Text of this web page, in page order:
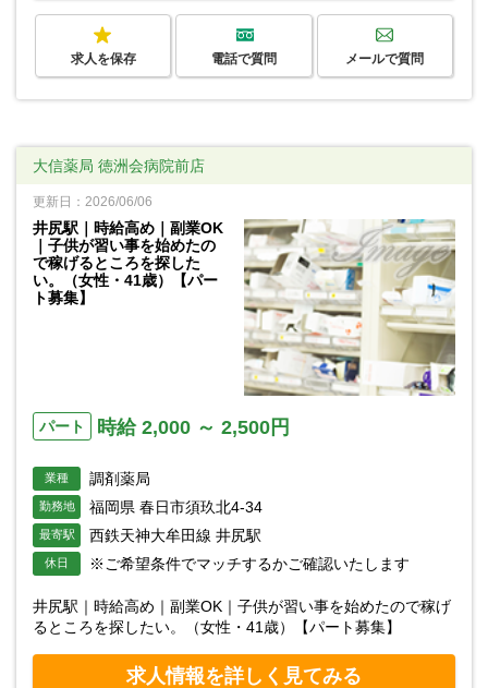
求人を保存 電話で質問 メールで質問
大信薬局 徳洲会病院前店
更新日：2026/06/06
井尻駅｜時給高め｜副業OK
｜子供が習い事を始めたの
で稼げるところを探した
い。（女性・41歳）【パー
ト募集】
パート 時給 2,000 ～ 2,500円
業種 調剤薬局
勤務地 福岡県 春日市須玖北4-34
最寄駅 西鉄天神大牟田線 井尻駅
休日 ※ご希望条件でマッチするかご確認いたします
井尻駅｜時給高め｜副業OK｜子供が習い事を始めたので稼げ
るところを探したい。（女性・41歳）【パート募集】
求人情報を詳しく見てみる